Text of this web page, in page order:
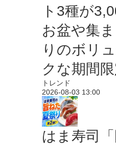
ト3種が
お盆や集
りのボリ
クな期間
トレンド
2026-08-03 13:00
はま寿司